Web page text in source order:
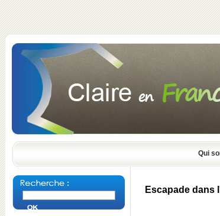
Qui
Escapade dans